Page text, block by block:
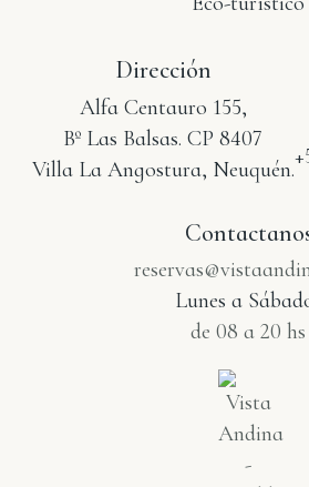
Dirección
Alfa Centauro 155,
Bº Las Balsas. CP 8407
Villa La Angostura, Neuquén.
Lunes a
de 08 a 20 hs